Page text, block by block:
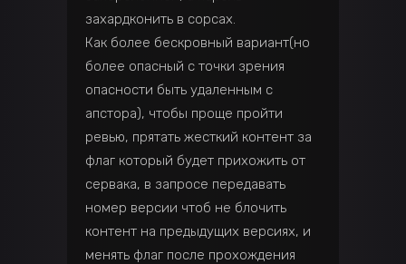
захардконить в сорсах.
Как более бескровный вариант(но
более опасный с точки зрения
опасности быть удаленным с
апстора), чтобы проще пройти
ревью, прятать жесткий контент за
флаг который будет прихожить от
сервака, в запросе передавать
номер версии чтоб не блочить
контент на предыдущих версиях, и
менять флаг после прохождения